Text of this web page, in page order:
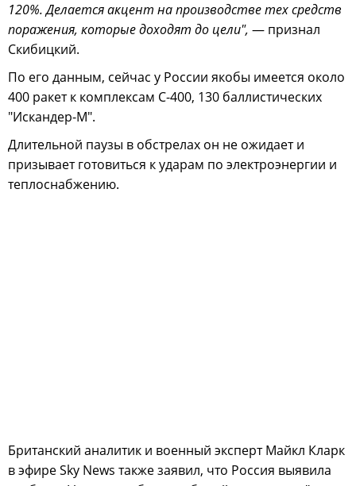
120%. Делается акцент на производстве тех средств
поражения, которые доходят до цели", — признал
Скибицкий.
По его данным, сейчас у России якобы имеется около
400 ракет к комплексам С-400, 130 баллистических
"Искандер-М".
Длительной паузы в обстрелах он не ожидает и
призывает готовиться к ударам по электроэнергии и
теплоснабжению.
Британский аналитик и военный эксперт Майкл Кларк
в эфире Sky News также заявил, что Россия выявила